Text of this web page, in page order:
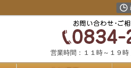
営業時間：１１時～１９時